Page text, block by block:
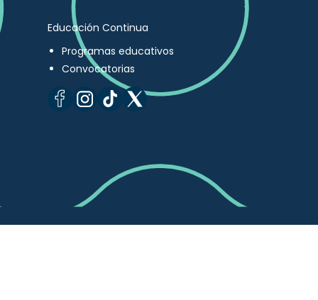
Educación Continua
Programas educativos
Convocatorias